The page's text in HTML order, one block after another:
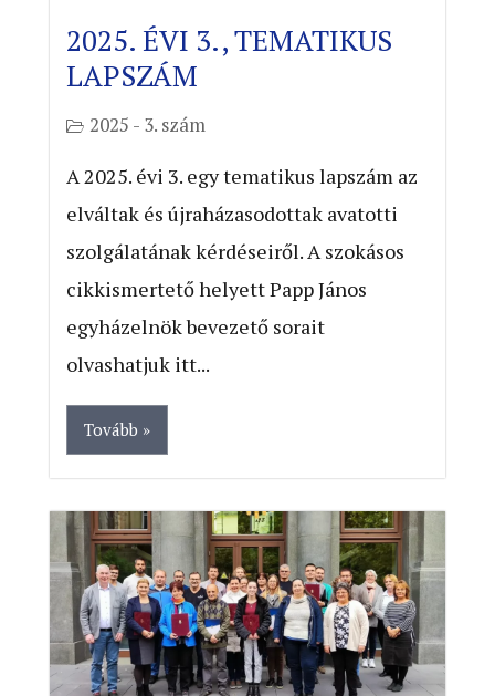
2025. ÉVI 3., TEMATIKUS
LAPSZÁM
2025 - 3. szám
A 2025. évi 3. egy tematikus lapszám az
elváltak és újraházasodottak avatotti
szolgálatának kérdéseiről. A szokásos
cikkismertető helyett Papp János
egyházelnök bevezető sorait
olvashatjuk itt...
Tovább »